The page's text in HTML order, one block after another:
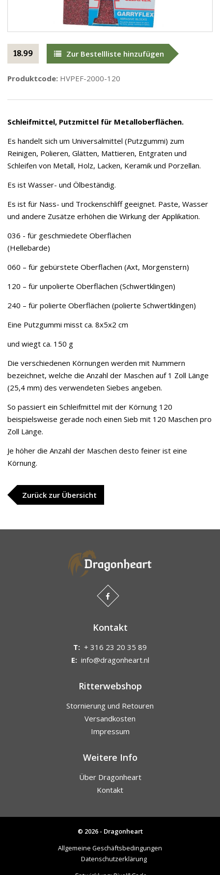
18.99 Zur Bestellliste hinzufügen
Produktcode: HVPEF-2000-120
Schleifmittel, Putzmittel für Metalloberflächen.
Es handelt sich um Universalmittel (Putzgummi) zum
Reinigen, Polieren, Glätten, Mattieren, Entgraten und
Schleifen von Metall, Holz, Lacken, Keramik und Porzellan.
Es ist Wasser- und Ölbeständig.
Es ist für Nass- und Trockenschliff geeignet. Paste, Wasser
und andere Zusätze erhöhen die Wirkung der Applikation.
036 - für geschmiedete Oberflächen
(Hellebarde)
060 – für gebürstete Oberflachen (Axt, Morgenstern)
120 – für unpolierte Oberflächen (Schwertklingen)
240 – für polierte Oberflächen (polierte Schwertklingen)
Eine Putzgummi misst ca. 8x5x2 cm
und wiegt ca. 150 g
Die verschiedenen Körnungen werden mit Nummern
bezeichnet, welche die Anzahl der Maschen auf 1 Zoll Länge
(25,4 mm) des verwendeten Siebes angeben.
So passiert ein Schleifmittel mit der Körnung 120
beispielsweise gerade noch einen Sieb mit 120 Maschen pro
Zoll Länge.
Je höher die Anzahl der Maschen desto feiner ist eine
Körnung.
Zurück zur Übersicht
Kontakt
T: + 316 23 20 35 89
E: info@dragonheart.nl
Ritterwebshop
Stornierung und Retouren
Versandkosten
Impressum
Weitere Info
Über Dragonheart
Kontakt
© 2026 - Dragonheart
Allgemeine Geschäftsbedingungen
Datenschutzerklärung